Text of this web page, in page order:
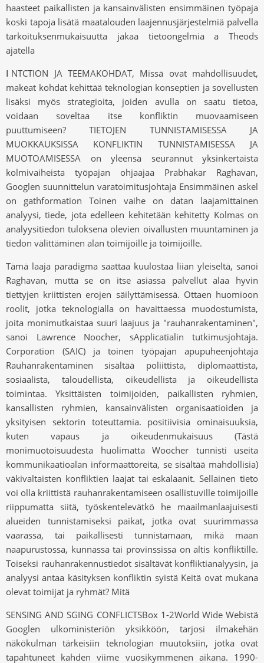
haasteet paikallisten ja kansainvälisten ensimmäinen työpaja
koski tapoja lisätä maatalouden laajennusjärjestelmiä palvella
tarkoituksenmukaisuutta jakaa tietoongelmia a Theods
ajatella
ⅠNTCTION JA TEEMAKOHDAT, Missä ovat mahdollisuudet,
makeat kohdat kehittää teknologian konseptien ja sovellusten
lisäksi myös strategioita, joiden avulla on saatu tietoa,
voidaan soveltaa itse konfliktin muovaamiseen
puuttumiseen? TIETOJEN TUNNISTAMISESSA JA
MUOKKAUKSISSA KONFLIKTIN TUNNISTAMISESSA JA
MUOTOAMISESSA on yleensä seurannut yksinkertaista
kolmivaiheista työpajan ohjaajaa Prabhakar Raghavan,
Googlen suunnittelun varatoimitusjohtaja Ensimmäinen askel
on gathformation Toinen vaihe on datan laajamittainen
analyysi, tiede, jota edelleen kehitetään kehitetty Kolmas on
analyysitiedon tuloksena olevien oivallusten muuntaminen ja
tiedon välittäminen alan toimijoille ja toimijoille.
Tämä laaja paradigma saattaa kuulostaa liian yleiseltä, sanoi
Raghavan, mutta se on itse asiassa palvellut alaa hyvin
tiettyjen kriittisten erojen säilyttämisessä. Ottaen huomioon
roolit, jotka teknologialla on havaittaessa muodostumista,
joita monimutkaistaa suuri laajuus ja "rauhanrakentaminen",
sanoi Lawrence Noocher, sApplicatialin tutkimusjohtaja.
Corporation (SAIC) ja toinen työpajan apupuheenjohtaja
Rauhanrakentaminen sisältää poliittista, diplomaattista,
sosiaalista, taloudellista, oikeudellista ja oikeudellista
toimintaa. Yksittäisten toimijoiden, paikallisten ryhmien,
kansallisten ryhmien, kansainvälisten organisaatioiden ja
yksityisen sektorin toteuttamia. positiivisia ominaisuuksia,
kuten vapaus ja oikeudenmukaisuus (Tästä
monimuotoisuudesta huolimatta Woocher tunnisti useita
kommunikaatioalan informaattoreita, se sisältää mahdollisia)
väkivaltaisten konfliktien laajat tai eskalaanit. Sellainen tieto
voi olla kriittistä rauhanrakentamiseen osallistuville toimijoille
riippumatta siitä, työskentelevätkö he maailmanlaajuisesti
alueiden tunnistamiseksi paikat, jotka ovat suurimmassa
vaarassa, tai paikallisesti tunnistamaan, mikä maan
naapurustossa, kunnassa tai provinssissa on altis konfliktille.
Toiseksi rauhanrakennustiedot sisältävät konfliktianalyysin, ja
analyysi antaa käsityksen konfliktin syistä Keitä ovat mukana
olevat toimijat ja ryhmät? Mitä
SENSING AND SGING CONFLICTSBox 1-2World Wide Webistä
Googlen ulkoministeriön yksikköön, tarjosi ilmakehän
näkökulman tärkeisiin teknologian muutoksiin, jotka ovat
tapahtuneet kahden viime vuosikymmenen aikana. 1990-